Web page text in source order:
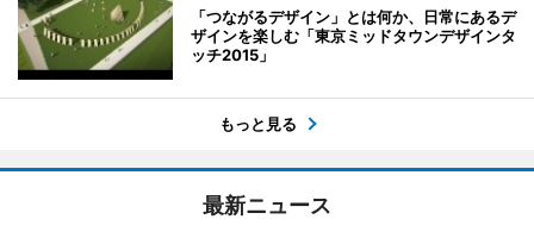
「つながるデザイン」とは何か、日常にあるデ
ザインを楽しむ「東京ミッドタウンデザインタ
ッチ2015」
もっと見る
最新ニュース